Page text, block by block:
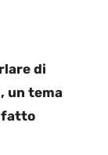
di
un tema
fatto